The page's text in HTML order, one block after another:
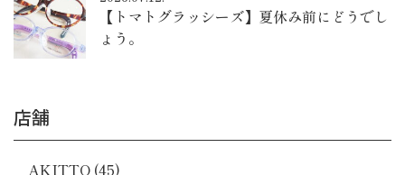
【トマトグラッシーズ】夏休み前にどうでし
ょう。
店舗
AKITTO (45)